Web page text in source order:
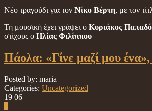
Νέο τραγούδι για τον Νίκο Βέρτη, με τον
Τη μουσική έχει γράψει ο Κυριάκος
στίχους ο Ηλίας Φιλίππου
Πάολα: «Γίνε μαζί μου ένα»,
Posted by: maria
Categories: Uncategorized
19 06